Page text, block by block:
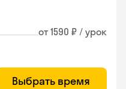
от 1590 ₽ / урок
Выбрать время